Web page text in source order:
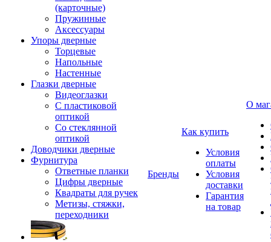
(карточные)
Пружинные
Аксессуары
Упоры дверные
Торцевые
Напольные
Настенные
Глазки дверные
Видеоглазки
С пластиковой
оптикой
Со стеклянной
оптикой
Доводчики дверные
Фурнитура
Ответные планки
Цифры дверные
Квадраты для ручек
Метизы, стяжки,
переходники
Бренды
Как купить
Условия
оплаты
Условия
доставки
Гарантия
на товар
О